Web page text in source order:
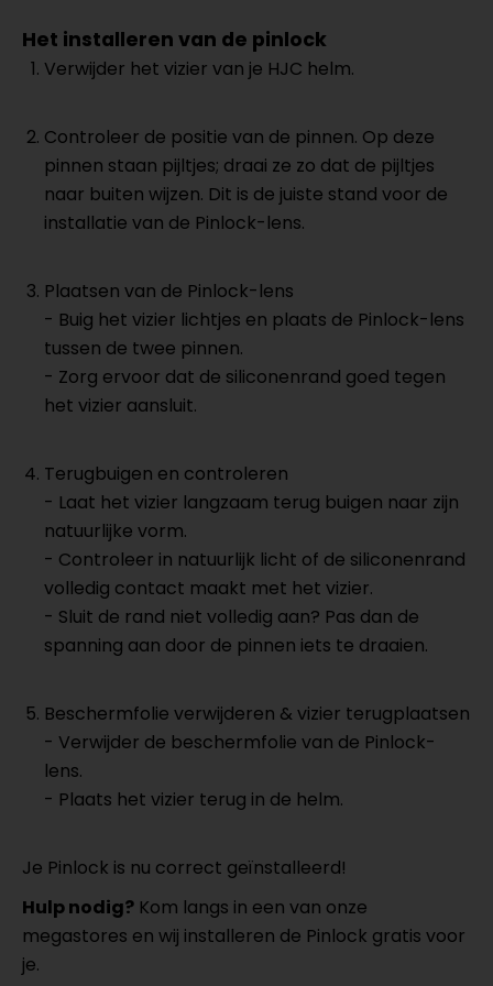
Het installeren van de pinlock
Verwijder het vizier van je HJC helm.
Controleer de positie van de pinnen. Op deze
pinnen staan pijltjes; draai ze zo dat de pijltjes
naar buiten wijzen. Dit is de juiste stand voor de
installatie van de Pinlock-lens.
Plaatsen van de Pinlock-lens
- Buig het vizier lichtjes en plaats de Pinlock-lens
tussen de twee pinnen.
- Zorg ervoor dat de siliconenrand goed tegen
het vizier aansluit.
Terugbuigen en controleren
- Laat het vizier langzaam terug buigen naar zijn
natuurlijke vorm.
- Controleer in natuurlijk licht of de siliconenrand
volledig contact maakt met het vizier.
- Sluit de rand niet volledig aan? Pas dan de
spanning aan door de pinnen iets te draaien.
Beschermfolie verwijderen & vizier terugplaatsen
- Verwijder de beschermfolie van de Pinlock-
lens.
- Plaats het vizier terug in de helm.
Je Pinlock is nu correct geïnstalleerd!
Hulp nodig? Kom langs in een van onze
megastores en wij installeren de Pinlock gratis voor
je.